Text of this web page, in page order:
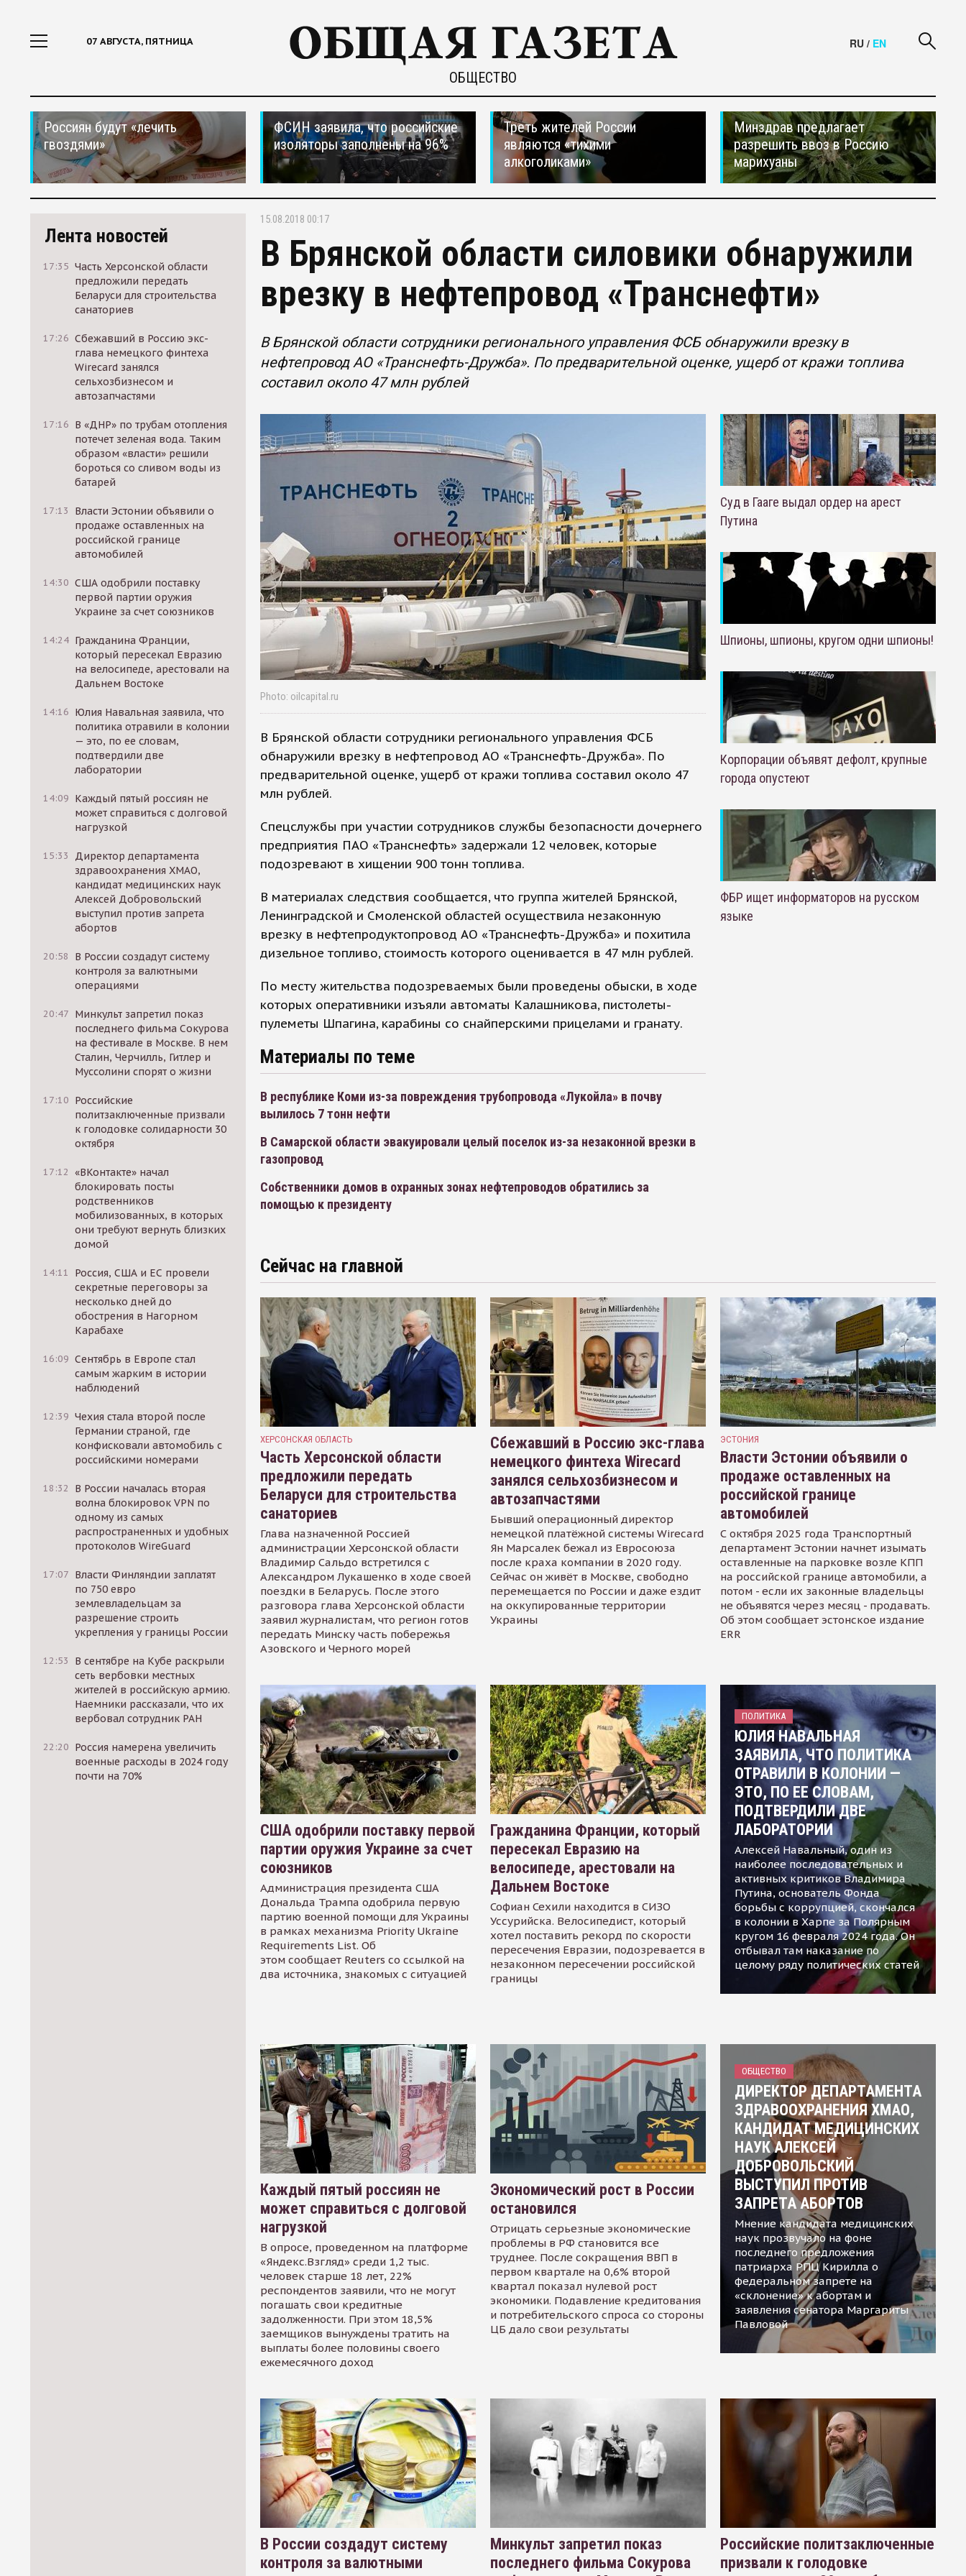
07 АВГУСТА, ПЯТНИЦА
ОБЩЕСТВО
RU / EN
Россиян будут «лечить
гвоздями»
ФСИН заявила, что российские
изоляторы заполнены на 96%
Треть жителей России
являются «тихими
алкоголиками»
Минздрав предлагает
разрешить ввоз в Россию
марихуаны
Лента новостей
17:35 Часть Херсонской области
предложили передать
Беларуси для строительства
санаториев
17:26 Сбежавший в Россию экс-
глава немецкого финтеха
Wirecard занялся
сельхозбизнесом и
автозапчастями
17:16 В «ДНР» по трубам отопления
потечет зеленая вода. Таким
образом «власти» решили
бороться со сливом воды из
батарей
17:13
Власти Эстонии объявили о
продаже оставленных на
российской границе
автомобилей
14:30 США одобрили поставку
первой партии оружия
Украине за счет союзников
14:24 Гражданина Франции,
который пересекал Евразию
на велосипеде, арестовали на
Дальнем Востоке
14:16 Юлия Навальная заявила, что
политика отравили в колонии
— это, по ее словам,
подтвердили две
лаборатории
14:09 Каждый пятый россиян не
может справиться с долговой
нагрузкой
15:33
Директор департамента
здравоохранения ХМАО,
кандидат медицинских наук
Алексей Добровольский
выступил против запрета
абортов
20:58
В России создадут систему
контроля за валютными
операциями
20:47 Минкульт запретил показ
последнего фильма Сокурова
на фестивале в Москве. В нем
Сталин, Черчилль, Гитлер и
Муссолини спорят о жизни
17:10 Российские
политзаключенные призвали
к голодовке солидарности 30
октября
17:12 «ВКонтакте» начал
блокировать посты
родственников
мобилизованных, в которых
они требуют вернуть близких
домой
14:11
Россия, США и ЕС провели
секретные переговоры за
несколько дней до
обострения в Нагорном
Карабахе
16:09 Сентябрь в Европе стал
самым жарким в истории
наблюдений
12:39 Чехия стала второй после
Германии страной, где
конфисковали автомобиль с
российскими номерами
18:32
В России началась вторая
волна блокировок VPN по
одному из самых
распространенных и удобных
протоколов WireGuard
17:07 Власти Финляндии заплатят
по 750 евро
землевладельцам за
разрешение строить
укрепления у границы России
12:53
В сентябре на Кубе раскрыли
сеть вербовки местных
жителей в российскую армию.
Наемники рассказали, что их
вербовал сотрудник РАН
22:20 Россия намерена увеличить
военные расходы в 2024 году
почти на 70%
15.08.2018 00:17
В Брянской области силовики обнаружили
врезку в нефтепровод «Транснефти»
В Брянской области сотрудники регионального управления ФСБ обнаружили врезку в
нефтепровод АО «Транснефть-Дружба». По предварительной оценке, ущерб от кражи топлива
составил около 47 млн рублей
Photo: oilcapital.ru
В Брянской области сотрудники регионального управления ФСБ
обнаружили врезку в нефтепровод АО «Транснефть-Дружба». По
предварительной оценке, ущерб от кражи топлива составил около 47
млн рублей.
Спецслужбы при участии сотрудников службы безопасности дочернего
предприятия ПАО «Транснефть» задержали 12 человек, которые
подозревают в хищении 900 тонн топлива.
В материалах следствия сообщается, что группа жителей Брянской,
Ленинградской и Смоленской областей осуществила незаконную
врезку в нефтепродуктопровод АО «Транснефть-Дружба» и похитила
дизельное топливо, стоимость которого оценивается в 47 млн рублей.
По месту жительства подозреваемых были проведены обыски, в ходе
которых оперативники изъяли автоматы Калашникова, пистолеты-
пулеметы Шпагина, карабины со снайперскими прицелами и гранату.
Материалы по теме
В республике Коми из-за повреждения трубопровода «Лукойла» в почву
вылилось 7 тонн нефти
В Самарской области эвакуировали целый поселок из-за незаконной врезки в
газопровод
Собственники домов в охранных зонах нефтепроводов обратились за
помощью к президенту
Суд в Гааге выдал ордер на арест
Путина
Шпионы, шпионы, кругом одни шпионы!
Корпорации объявят дефолт, крупные
города опустеют
ФБР ищет информаторов на русском
языке
Сейчас на главной
ХЕРСОНСКАЯ ОБЛАСТЬ
Часть Херсонской области
предложили передать
Беларуси для строительства
санаториев
Глава назначенной Россией
администрации Херсонской области
Владимир Сальдо встретился с
Александром Лукашенко в ходе своей
поездки в Беларусь. После этого
разговора глава Херсонской области
заявил журналистам, что регион готов
передать Минску часть побережья
Азовского и Черного морей
Сбежавший в Россию экс-глава
немецкого финтеха Wirecard
занялся сельхозбизнесом и
автозапчастями
Бывший операционный директор
немецкой платёжной системы Wirecard
Ян Марсалек бежал из Евросоюза
после краха компании в 2020 году.
Сейчас он живёт в Москве, свободно
перемещается по России и даже ездит
на оккупированные территории
Украины
ЭСТОНИЯ
Власти Эстонии объявили о
продаже оставленных на
российской границе
автомобилей
С октября 2025 года Транспортный
департамент Эстонии начнет изымать
оставленные на парковке возле КПП
на российской границе автомобили, а
потом - если их законные владельцы
не объявятся через месяц - продавать.
Об этом сообщает эстонское издание
ERR
США одобрили поставку первой
партии оружия Украине за счет
союзников
Администрация президента США
Дональда Трампа одобрила первую
партию военной помощи для Украины
в рамках механизма Priority Ukraine
Requirements List. Об
этом сообщает Reuters со ссылкой на
два источника, знакомых с ситуацией
Гражданина Франции, который
пересекал Евразию на
велосипеде, арестовали на
Дальнем Востоке
Софиан Сехили находится в СИЗО
Уссурийска. Велосипедист, который
хотел поставить рекорд по скорости
пересечения Евразии, подозревается в
незаконном пересечении российской
границы
ПОЛИТИКА
ЮЛИЯ НАВАЛЬНАЯ
ЗАЯВИЛА, ЧТО ПОЛИТИКА
ОТРАВИЛИ В КОЛОНИИ —
ЭТО, ПО ЕЕ СЛОВАМ,
ПОДТВЕРДИЛИ ДВЕ
ЛАБОРАТОРИИ
Алексей Навальный, один из
наиболее последовательных и
активных критиков Владимира
Путина, основатель Фонда
борьбы с коррупцией, скончался
в колонии в Харпе за Полярным
кругом 16 февраля 2024 года. Он
отбывал там наказание по
целому ряду политических статей
Каждый пятый россиян не
может справиться с долговой
нагрузкой
В опросе, проведенном на платформе
«Яндекс.Взгляд» среди 1,2 тыс.
человек старше 18 лет, 22%
респондентов заявили, что не могут
погашать свои кредитные
задолженности. При этом 18,5%
заемщиков вынуждены тратить на
выплаты более половины своего
ежемесячного доход
Экономический рост в России
остановился
Отрицать серьезные экономические
проблемы в РФ становится все
труднее. После сокращения ВВП в
первом квартале на 0,6% второй
квартал показал нулевой рост
экономики. Подавление кредитования
и потребительского спроса со стороны
ЦБ дало свои результаты
ОБЩЕСТВО
ДИРЕКТОР ДЕПАРТАМЕНТА
ЗДРАВООХРАНЕНИЯ ХМАО,
КАНДИДАТ МЕДИЦИНСКИХ
НАУК АЛЕКСЕЙ
ДОБРОВОЛЬСКИЙ
ВЫСТУПИЛ ПРОТИВ
ЗАПРЕТА АБОРТОВ
Мнение кандидата медицинских
наук прозвучало на фоне
последнего предложения
патриарха РПЦ Кирилла о
федеральном запрете на
«склонение» к абортам и
заявления сенатора Маргариты
Павловой
В России создадут систему
контроля за валютными
Минкульт запретил показ
последнего фильма Сокурова
Российские политзаключенные
призвали к голодовке